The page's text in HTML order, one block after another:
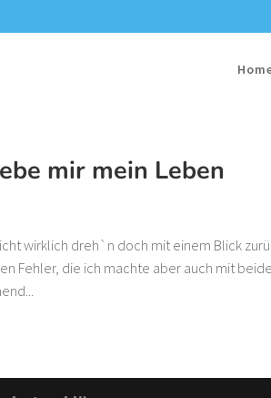
mir mein Leben
wirklich dreh`n doch mit einem Blick
Fehler, die ich machte aber auch mit